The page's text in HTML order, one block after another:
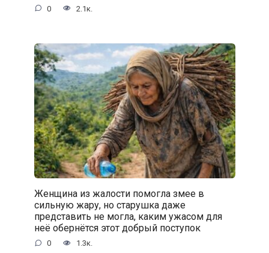
0 2.1к.
Женщина из жалости помогла змее в
сильную жару, но старушка даже
представить не могла, каким ужасом для
неё обернётся этот добрый поступок
0 1.3к.